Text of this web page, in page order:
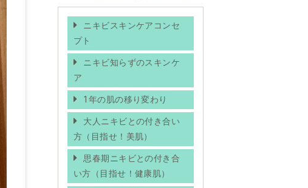
ニキビスキンケアコンセ
プト
ニキビ知らずのスキンケ
ア
1年の肌の移り変わり
大人ニキビとの付き合い
方（目指せ！美肌）
思春期ニキビとの付き合
い方（目指せ！健康肌）